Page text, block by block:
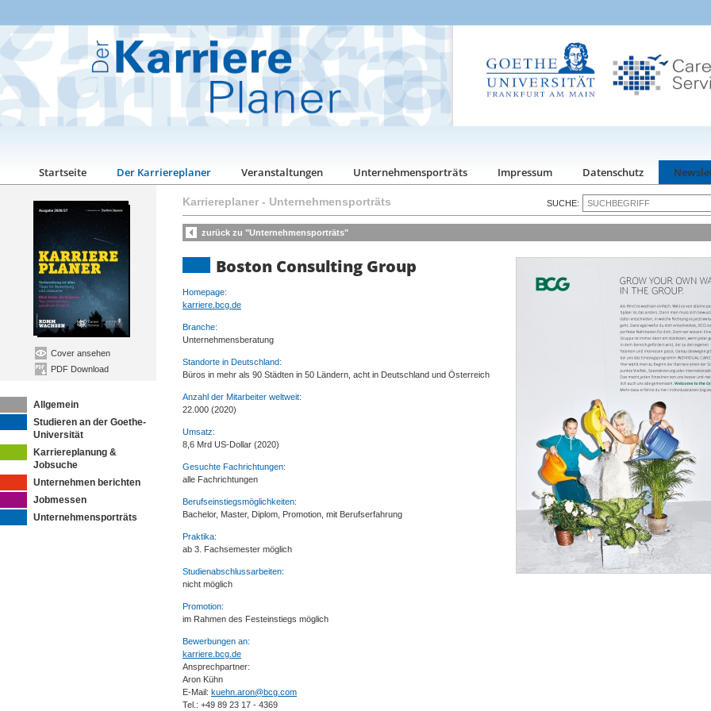
Startseite Der Karriereplaner Veranstaltungen Unternehmensporträts Impressum Datenschutz
Cover ansehen
PDF Download
Allgemein
Studieren an der Goethe-
Universität
Karriereplanung &
Jobsuche
Unternehmen berichten
Jobmessen
Unternehmensporträts
SUCHE:
Karriereplaner - Unternehmensporträts
zurück zu "Unternehmensporträts"
Boston Consulting Group
Homepage:
karriere.bcg.de
Branche:
Unternehmensberatung
Standorte in Deutschland:
Büros in mehr als 90 Städten in 50 Ländern, acht in Deutschland und Österreich
Anzahl der Mitarbeiter weltweit:
22.000 (2020)
Umsatz:
8,6 Mrd US-Dollar (2020)
Gesuchte Fachrichtungen:
alle Fachrichtungen
Berufseinstiegsmöglichkeiten:
Bachelor, Master, Diplom, Promotion, mit Berufserfahrung
Praktika:
ab 3. Fachsemester möglich
Studienabschlussarbeiten:
nicht möglich
Promotion:
im Rahmen des Festeinstiegs möglich
Bewerbungen an:
karriere.bcg.de
Ansprechpartner:
Aron Kühn
E-Mail: kuehn.aron@bcg.com
Tel.: +49 89 23 17 - 4369